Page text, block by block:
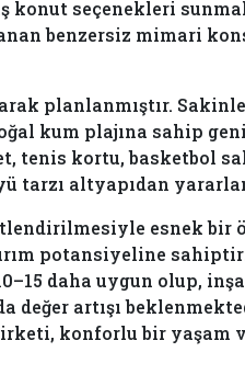
seçenekleri
benzersiz mimari
planlanmıştır.
kum plajına sahip
tenis kortu, basketbol
tarzı altyapıdan
esnek bir
potansiyeline
daha uygun olup,
değer artışı
konforlu bir yaşam